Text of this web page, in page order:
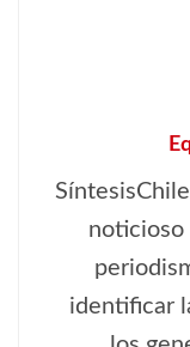
noticioso
identificar